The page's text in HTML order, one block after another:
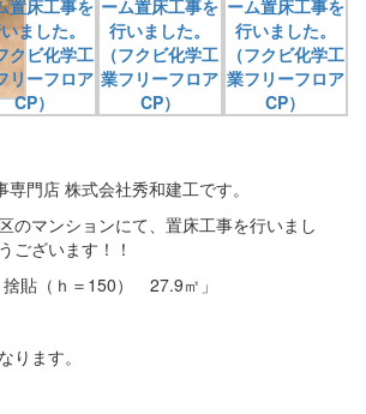
門店 株式会社秀和建工です。
のマンションにて、置床工事を行いまし
ございます！！
捨貼（ｈ＝150） 27.9㎡」
ります。